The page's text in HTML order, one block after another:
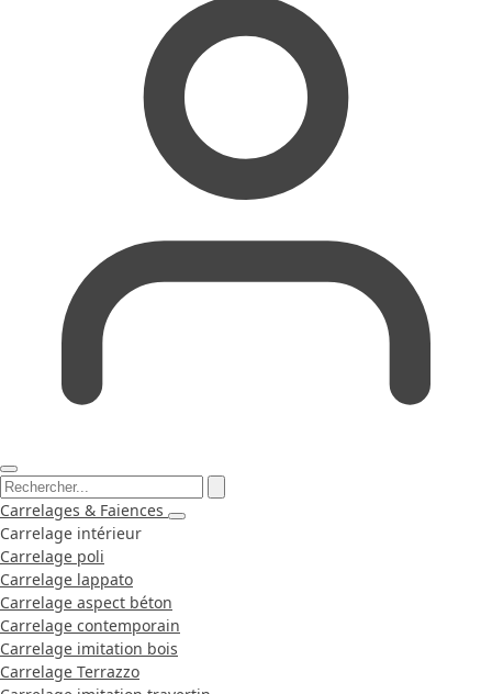
Carrelages & Faiences
Carrelage intérieur
Carrelage poli
Carrelage lappato
Carrelage aspect béton
Carrelage contemporain
Carrelage imitation bois
Carrelage Terrazzo